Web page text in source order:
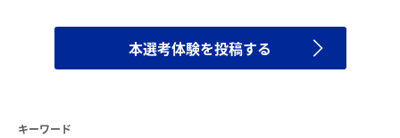
本選考体験を投稿する
キーワード